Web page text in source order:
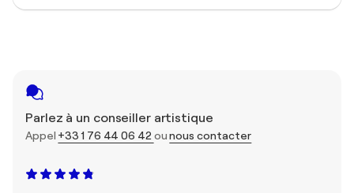
Parlez à un conseiller artistique
Appel +33 1 76 44 06 42ounous contacter